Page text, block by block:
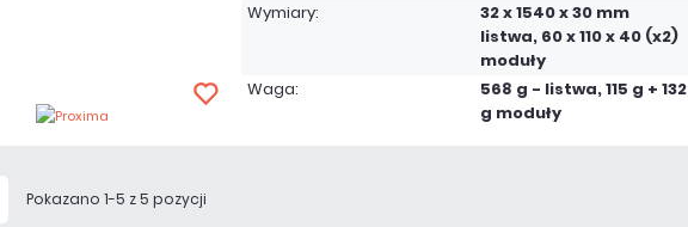
Wymiary:
32 x 1540 x 30 mm
listwa, 60 x 110 x 40 (x2)
moduły
Waga:
568 g - listwa, 115 g + 132
g moduły
Pokazano 1-5 z 5 pozycji